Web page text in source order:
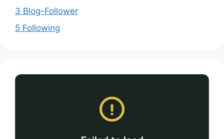
3 Blog-Follower
5 Following